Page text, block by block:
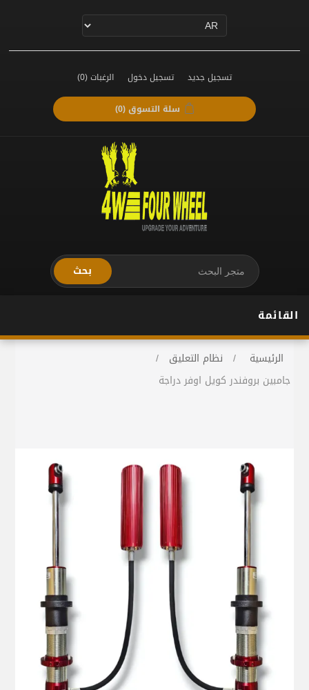
تسجيل جديد تسجيل دخول الرغبات(0)
سلة التسوق(0)
بحث
القائمة
الرئيسية / نظام التعليق
/
جامبين بروفندر كويل اوفر دراجة